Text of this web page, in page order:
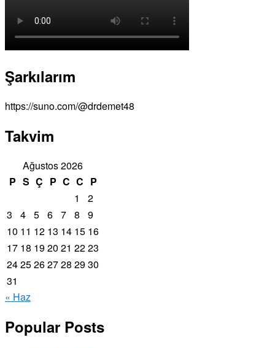
Şarkılarım
https://suno.com/@drdemet48
Takvim
Ağustos 2026
P S Ç P C C P
1
2
3
4 5 6 7 8
9
10 11 12 13 14 15 16
17 18 1920 21 2223
2425262728 2930
31
« Haz
Popular Posts